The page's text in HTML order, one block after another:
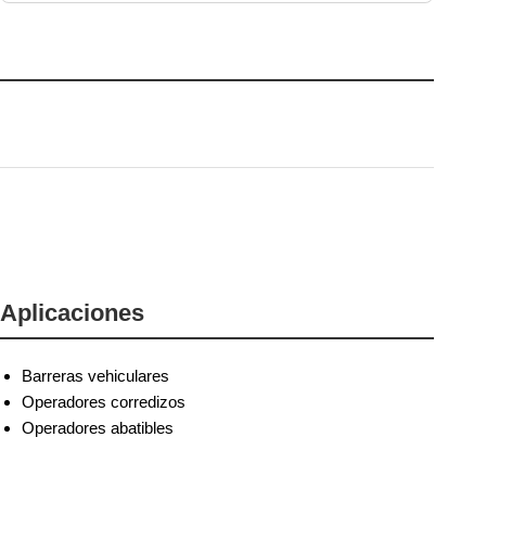
Aplicaciones
Barreras vehiculares
Operadores corredizos
Operadores abatibles